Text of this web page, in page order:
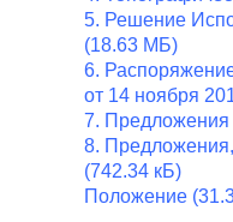
5. Решение
(18.63 МБ)
6.
от 14 ноября
7. Предложения
8.
(742.34 кБ)
Положение